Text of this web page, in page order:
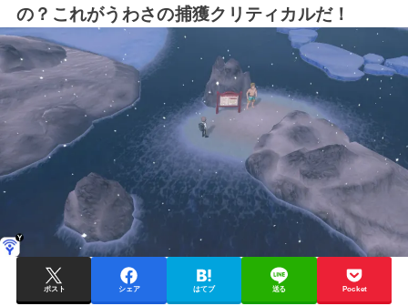
の？これがうわさの捕獲クリティカルだ！
ポスト シェア はてブ 送る Pocket